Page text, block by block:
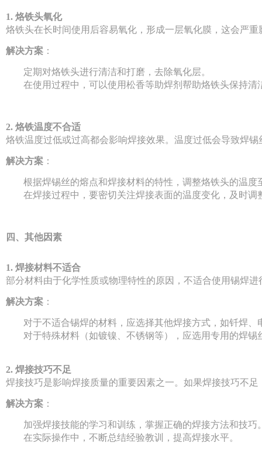
1. 烙铁头氧化
烙铁头在长时间使用后容易氧化，形成一层氧化膜，这会严
解决方案 ：
定期对烙铁头进行清洁和打磨，去除氧化层。
在使用过程中，可以使用松香等助焊剂帮助烙铁头保持清
2. 烙铁温度不合适
烙铁温度过低或过高都会影响焊接效果。温度过低会导致焊
解决方案 ：
根据焊锡丝的熔点和焊接材料的特性，调整烙铁头的温度
在焊接过程中，要密切关注焊接表面的温度变化，及时调
四、其他因素
1. 焊接材料不适合
部分材料由于化学性质或物理特性的原因，不适合使用锡焊进
解决方案 ：
对于不适合锡焊的材料，应选择其他焊接方式，如钎焊、
对于特殊材料（如镀镍、不锈钢等），应选用专用的焊锡
2. 焊接技巧不足
焊接技巧是影响焊接质量的重要因素之一。如果焊接技巧不
解决方案 ：
加强焊接技能的学习和训练，掌握正确的焊接方法和技巧
在实际操作中，不断总结经验教训，提高焊接水平。